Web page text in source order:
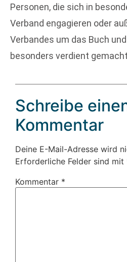
Personen, die sich in
Verband engagieren oder
Verbandes um das Buch
besonders verdient
Schreibe
Kommentar
Deine E-Mail-Adresse wird
Erforderliche Felder sind mit
Kommentar *